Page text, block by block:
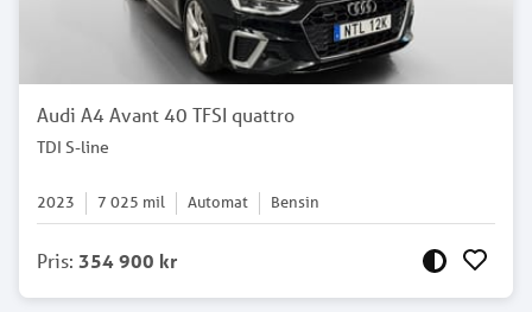
Audi A4 Avant 40 TFSI quattro
TDI S-line
2023 7 025 mil Automat Bensin
Pris: 354 900 kr